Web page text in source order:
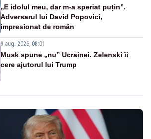
„E idolul meu, dar m-a speriat puțin”.
Adversarul lui David Popovici,
impresionat de român
9 aug. 2026, 08:01
Musk spune „nu” Ucrainei. Zelenski îi
cere ajutorul lui Trump